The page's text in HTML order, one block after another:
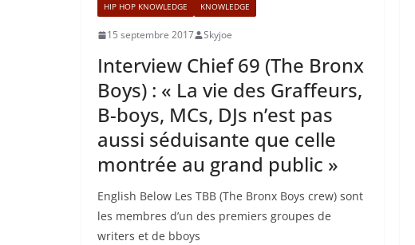
HIP HOP KNOWLEDGE KNOWLEDGE
15 septembre 2017 Skyjoe
Interview Chief 69 (The Bronx
Boys) : « La vie des Graffeurs,
B-boys, MCs, DJs n’est pas
aussi séduisante que celle
montrée au grand public »
English Below Les TBB (The Bronx Boys crew) sont
les membres d’un des premiers groupes de
writers et de bboys